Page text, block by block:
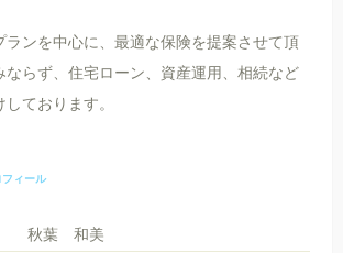
ランを中心に、最適な保険を提案させて頂
ならず、住宅ローン、資産運用、相続など
ております。
フィール
秋葉 和美